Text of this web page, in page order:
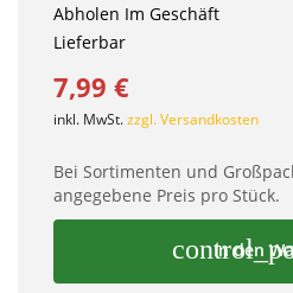
Abholen Im Geschäft
Lieferbar
7,99 €
inkl. MwSt.zzgl. Versandkosten
Bei Sortimenten und
angegebene Preis pro Stück.
In den